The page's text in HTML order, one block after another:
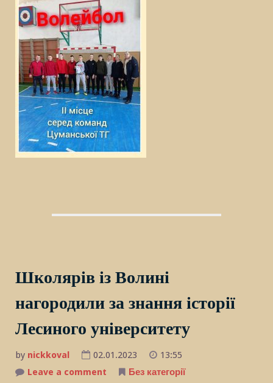
Школярів із Волині
нагородили за знання історії
Лесиного університету
by nickkoval 02.01.2023
13:55
Leave a comment
Без категорії